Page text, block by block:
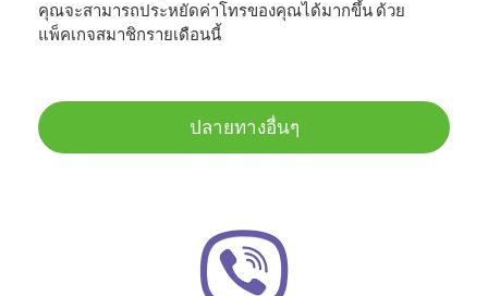
คุณจะสามารถประหยัดค่าโทรของคุณได้มากขึ้น ด้วย
แพ็คเกจสมาชิกรายเดือนนี้
ปลายทางอื่นๆ